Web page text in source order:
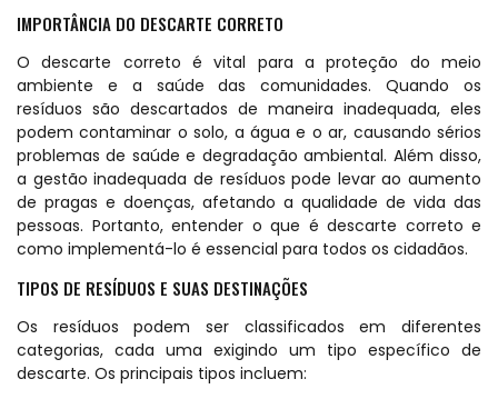
IMPORTÂNCIA DO DESCARTE CORRETO
O descarte correto é vital para a proteção do meio
ambiente e a saúde das comunidades. Quando os
resíduos são descartados de maneira inadequada, eles
podem contaminar o solo, a água e o ar, causando sérios
problemas de saúde e degradação ambiental. Além disso,
a gestão inadequada de resíduos pode levar ao aumento
de pragas e doenças, afetando a qualidade de vida das
pessoas. Portanto, entender o que é descarte correto e
como implementá-lo é essencial para todos os cidadãos.
TIPOS DE RESÍDUOS E SUAS DESTINAÇÕES
Os resíduos podem ser classificados em diferentes
categorias, cada uma exigindo um tipo específico de
descarte. Os principais tipos incluem: